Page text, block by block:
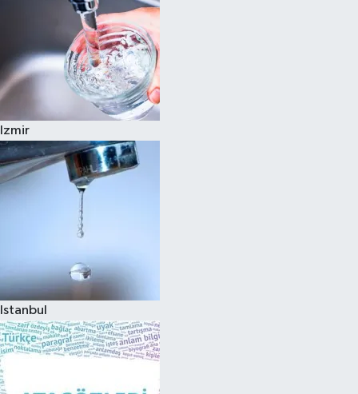
Izmir
Istanbul